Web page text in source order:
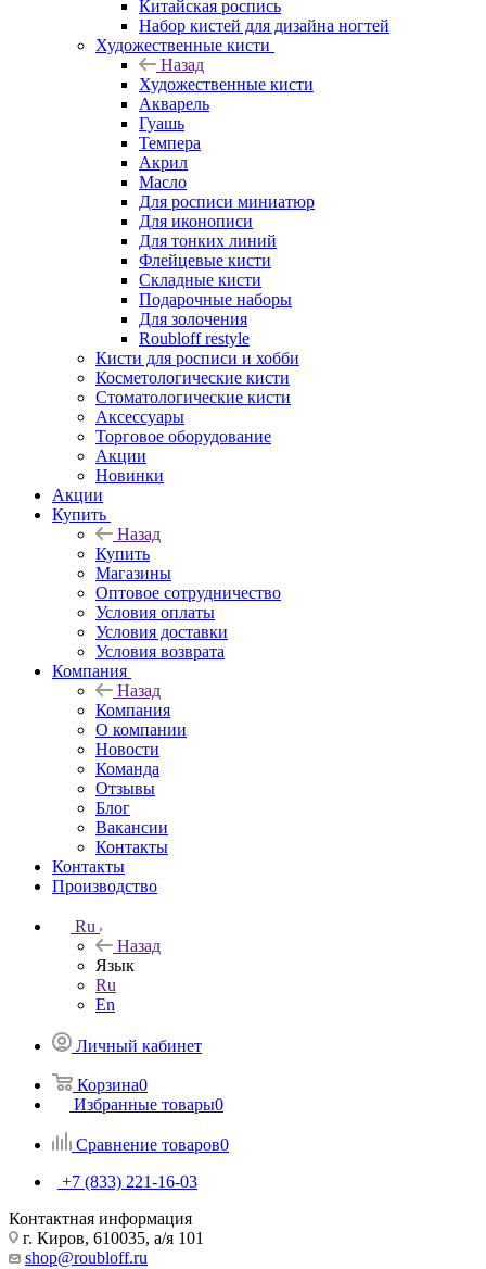
Китайская роспись
Набор кистей для дизайна ногтей
Художественные кисти
Назад
Художественные кисти
Акварель
Гуашь
Темпера
Акрил
Масло
Для росписи миниатюр
Для иконописи
Для тонких линий
Флейцевые кисти
Складные кисти
Подарочные наборы
Для золочения
Roubloff restyle
Кисти для росписи и хобби
Косметологические кисти
Стоматологические кисти
Аксессуары
Торговое оборудование
Акции
Новинки
Акции
Купить
Назад
Купить
Магазины
Оптовое сотрудничество
Условия оплаты
Условия доставки
Условия возврата
Компания
Назад
Компания
О компании
Новости
Команда
Отзывы
Блог
Вакансии
Контакты
Контакты
Производство
Ru
Назад
Язык
Ru
En
Личный кабинет
Корзина0
Избранные товары0
Сравнение товаров0
+7 (833) 221-16-03
Контактная информация
г. Киров, 610035, а/я 101
shop@roubloff.ru